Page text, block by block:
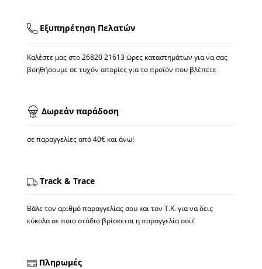
Εξυπηρέτηση Πελατών
Καλέστε μας στο26820 21613ώρες καταστημάτων για να σας
βοηθήσουμε σε τυχόν απορίες για το προϊόν που βλέπετε
Δωρεάν παράδοση
σε παραγγελίες από 40€ και άνω!
Track & Trace
Βάλε τον αριθμό παραγγελίας σου και τον Τ.Κ. για να δεις
εύκολα σε ποιο στάδιο βρίσκεται η παραγγελία σου!
Πληρωμές